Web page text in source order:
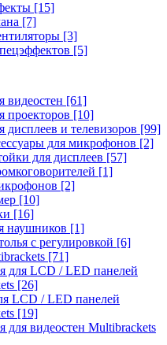
[15]
[7]
[3]
[5]
видеостен [61]
проекторов [10]
дисплеев и телевизоров [99]
для микрофонов [2]
для дисплеев [57]
[1]
[2]
[10]
[16]
наушников [1]
с регулировкой [6]
[71]
для LCD / LED панелей
[26]
LCD / LED панелей
[19]
для видеостен Multibrackets